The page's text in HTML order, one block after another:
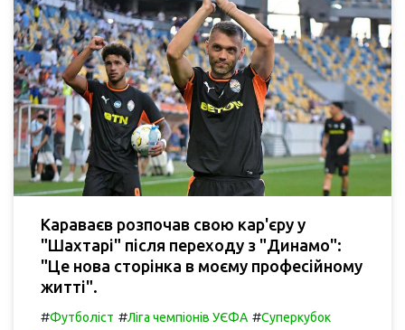
Караваєв розпочав свою кар'єру у
"Шахтарі" після переходу з "Динамо":
"Це нова сторінка в моєму професійному
житті".
#Футболіст #Ліга чемпіонів УЄФА #Суперкубок